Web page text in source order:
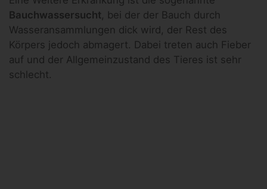
Bauchwassersucht , bei der der Bauch durch
Wasseransammlungen dick wird, der Rest des
Körpers jedoch abmagert. Dabei treten auch Fieber
auf und der Allgemeinzustand des Tieres ist sehr
schlecht.